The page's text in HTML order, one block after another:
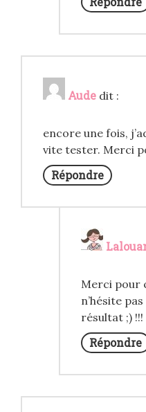
Aude dit :
encore une fois,
vite tester. Merci
Répondre
Merci pour
n’hésite
résultat ;) !!!
Répondre